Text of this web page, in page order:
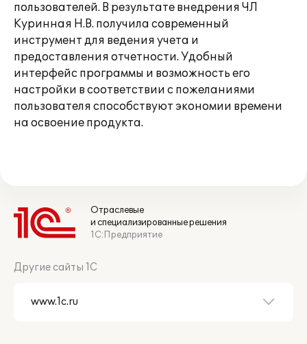
пользователей. В результате внедрения ЧЛ
Куринная Н.В. получила современный
инструмент для ведения учета и
предоставления отчетности. Удобный
интерфейс программы и возможность его
настройки в соответствии с пожеланиями
пользователя способствуют экономии времени
на освоение продукта.
Отраслевые
и специализированные решения
1С:Предприятие
Другие сайты 1С